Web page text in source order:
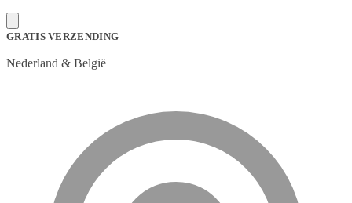
GRATIS VERZENDING
Nederland & België